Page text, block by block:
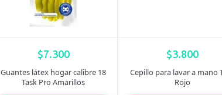
$7.300
Guantes látex hogar calibre 18
Task Pro Amarillos
$3.800
Cepillo para lavar a mano
Rojo